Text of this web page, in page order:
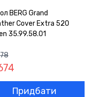
BERG Grand
Cover Extra 520
35.99.58.01
Придбати